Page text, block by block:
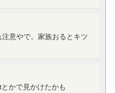
意やで。家族おるとキツ
かで見かけたかも